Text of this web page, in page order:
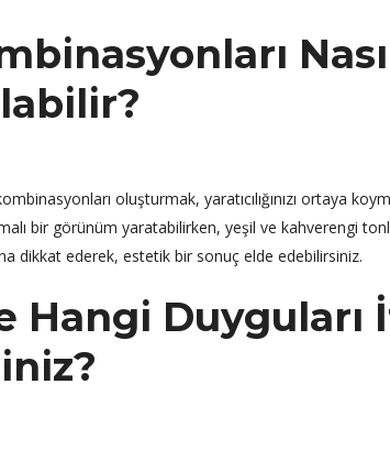
oluşturmak, yaratıcılığınızı ortaya
bir görünüm yaratabilirken, yeşil ve kahverengi
dikkat ederek, estetik bir sonuç elde edebilirsiniz.
Hangi Duyguları